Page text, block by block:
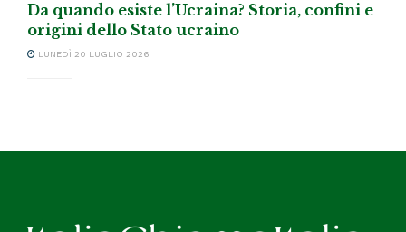
Da quando esiste l’Ucraina? Storia, confini e
origini dello Stato ucraino
LUNEDÌ 20 LUGLIO 2026